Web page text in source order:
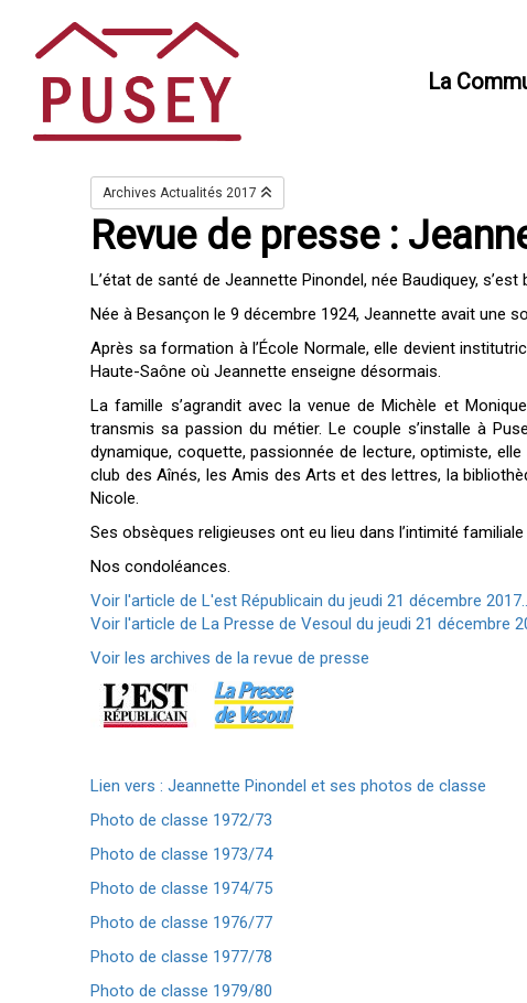
La
Archives Actualités 2017
Revue de presse :
L’état de santé de Jeannette Pinondel, née Baudiquey,
Née à Besançon le 9 décembre 1924, Jeannette avait une
Après sa formation à l’École Normale, elle devient
Haute-Saône où Jeannette enseigne désormais.
La famille s’agrandit avec la venue de Michèle et
transmis sa passion du métier. Le couple s’installe à
dynamique, coquette, passionnée de lecture, optimiste,
club des Aînés, les Amis des Arts et des lettres, la
Nicole.
Ses obsèques religieuses ont eu lieu dans l’intimité
Nos condoléances.
Voir l'article de L'est Républicain du jeudi 21 décembre
Voir l'article de La Presse de Vesoul du jeudi 21 décembre
Voir les archives de la revue de presse
Lien vers : Jeannette Pinondel et ses photos de classe
Photo de classe 1972/73
Photo de classe 1973/74
Photo de classe 1974/75
Photo de classe 1976/77
Photo de classe 1977/78
Photo de classe 1979/80